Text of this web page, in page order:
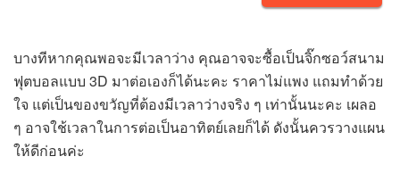
บางทีหากคุณพอจะมีเวลาว่าง คุณอาจจะซื้อเป็นจิ๊กซอว์สนาม
ฟุตบอลแบบ 3D มาต่อเองก็ได้นะคะ ราคาไม่แพง แถมทำด้วย
ใจ แต่เป็นของขวัญที่ต้องมีเวลาว่างจริง ๆ เท่านั้นนะคะ เผลอ
ๆ อาจใช้เวลาในการต่อเป็นอาทิตย์เลยก็ได้ ดังนั้นควรวางแผน
ให้ดีก่อนค่ะ